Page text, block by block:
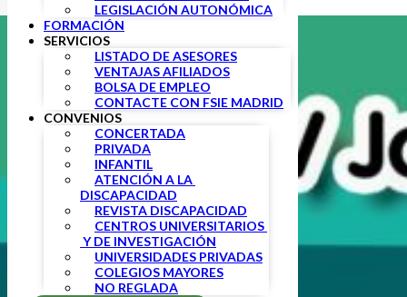
LEGISLACIÓN AUTONÓMICA
FORMACIÓN
SERVICIOS
LISTADO DE ASESORES
VENTAJAS AFILIADOS
BOLSA DE EMPLEO
CONTACTE CON FSIE MADRID
CONVENIOS
CONCERTADA
PRIVADA
INFANTIL
ATENCIÓN A LA
DISCAPACIDAD
REVISTA DISCAPACIDAD
CENTROS UNIVERSITARIOS
Y DE INVESTIGACIÓN
UNIVERSIDADES PRIVADAS
COLEGIOS MAYORES
NO REGLADA